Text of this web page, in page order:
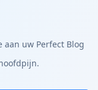
aan uw Perfect Blog